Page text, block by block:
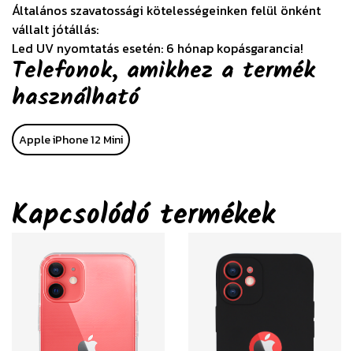
Általános szavatossági kötelességeinken felül önként
vállalt jótállás:
Led UV nyomtatás esetén: 6 hónap kopásgarancia!
Telefonok, amikhez a termék
használható
Apple iPhone 12 Mini
Kapcsolódó termékek